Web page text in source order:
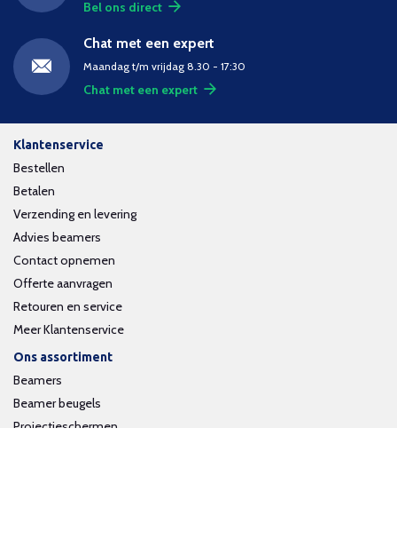
Bel ons direct
Chat met een expert
Maandag t/m vrijdag 8.30 - 17:30
Chat met een expert
Klantenservice
Bestellen
Betalen
Verzending en levering
Advies beamers
Contact opnemen
Offerte aanvragen
Retouren en service
Meer Klantenservice
Ons assortiment
Beamers
Beamer beugels
Projectieschermen